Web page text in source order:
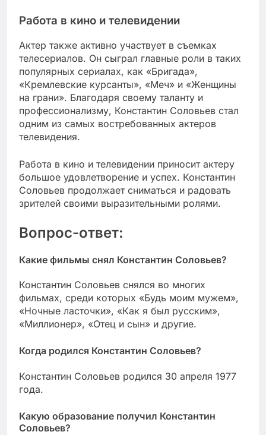
Работа в кино и телевидении
Актер также активно участвует в съемках
телесериалов. Он сыграл главные роли в таких
популярных сериалах, как «Бригада»,
«Кремлевские курсанты», «Меч» и «Женщины
на грани». Благодаря своему таланту и
профессионализму, Константин Соловьев стал
одним из самых востребованных актеров
телевидения.
Работа в кино и телевидении приносит актеру
большое удовлетворение и успех. Константин
Соловьев продолжает сниматься и радовать
зрителей своими выразительными ролями.
Вопрос-ответ:
Какие фильмы снял Константин Соловьев?
Константин Соловьев снялся во многих
фильмах, среди которых «Будь моим мужем»,
«Ночные ласточки», «Как я был русским»,
«Миллионер», «Отец и сын» и другие.
Когда родился Константин Соловьев?
Константин Соловьев родился 30 апреля 1977
года.
Какую образование получил Константин
Соловьев?